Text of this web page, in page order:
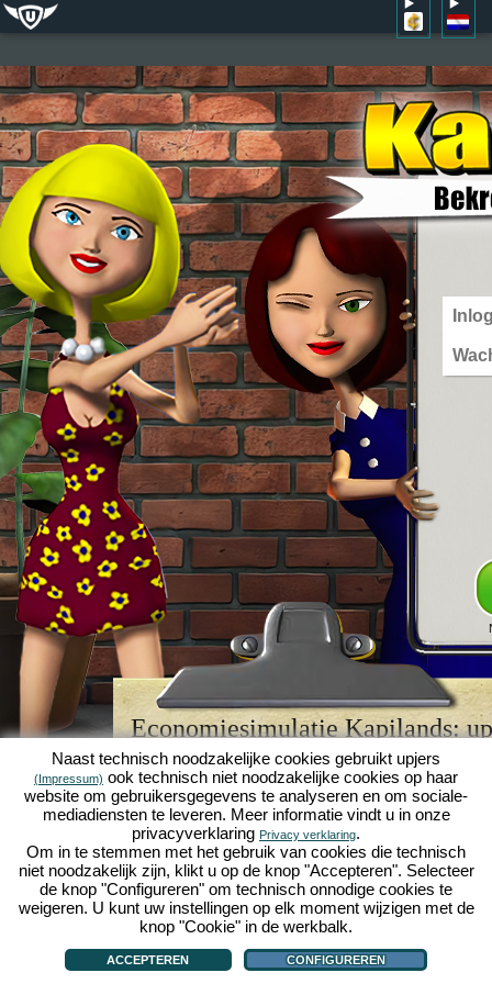
Economiesimulatie Kapilands:
browserspellegende
Kapilands is een van de bestebrowserspellenvan
retrogamevoor fans van economiesimulaties. Het
werd ooit uitgeroepen tot "MMO van het jaar" en is
een genot voor fans van strategische
online
je eigen zakenimperium opbouwen en carrière
economiesimulaties!
Naast technisch noodzakelijke cookies gebruikt upjers
(Impressum) ook technisch niet noodzakelijke cookies op haar
website om gebruikersgegevens te analyseren en om sociale-
mediadiensten te leveren. Meer informatie vindt u in onze
privacyverklaring Privacy verklaring.
Om in te stemmen met het gebruik van cookies die technisch
niet noodzakelijk zijn, klikt u op de knop "Accepteren". Selecteer
de knop "Configureren" om technisch onnodige cookies te
weigeren. U kunt uw instellingen op elk moment wijzigen met de
knop "Cookie" in de werkbalk.
ACCEPTEREN CONFIGUREREN